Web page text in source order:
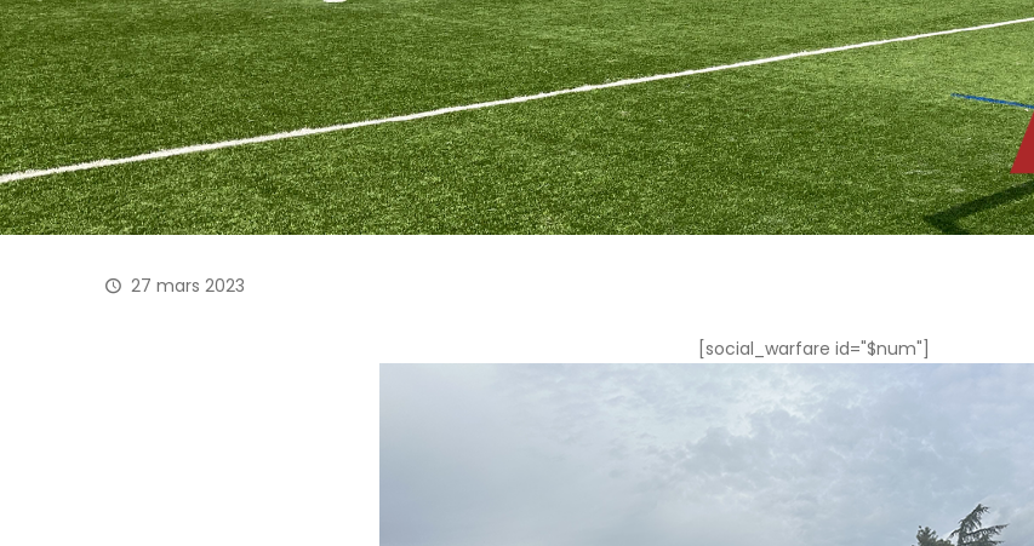
27 mars 2023
[social_warfare id="$num"]